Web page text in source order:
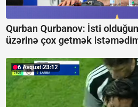
Qurban Qurbanov: İsti
üzərinə çox getmək
6 Avqust 23:12